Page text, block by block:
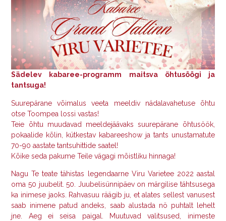
Sädelev kabaree-programm maitsva õhtusöögi ja
tantsuga!
Suurepärane võimalus veeta meeldiv nädalavahetuse õhtu
otse Toompea lossi vastas!
Teie õhtu muudavad meeldejäävaks suurepärane õhtusöök,
pokaalide kõlin, kütkestav kabareeshow ja tants unustamatute
70-90 aastate tantsuhittide saatel!
Kõike seda pakume Teile vägagi mõistliku hinnaga!
Nagu Te teate tähistas legendaarne Viru Varietee 2022 aastal
oma 50 juubelit. 50. Juubelisünnipäev on märgilise tähtsusega
ka inimese jaoks. Rahvasuu räägib ju, et alates sellest vanusest
saab inimene patud andeks, saab alustada nö puhtalt lehelt
jne. Aeg ei seisa paigal. Muutuvad valitsused, inimeste